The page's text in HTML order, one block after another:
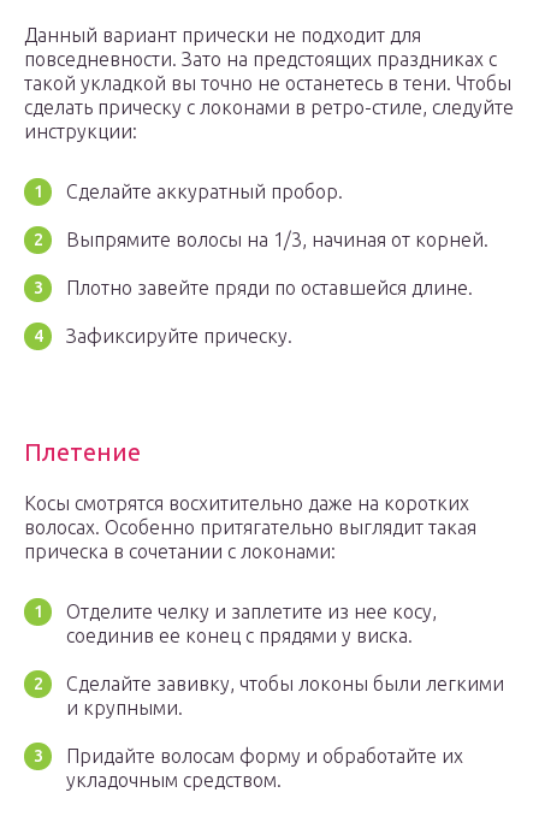
Данный вариант прически не подходит для
повседневности. Зато на предстоящих праздниках с
такой укладкой вы точно не останетесь в тени. Чтобы
сделать прическу с локонами в ретро-стиле, следуйте
инструкции:
Сделайте аккуратный пробор.
Выпрямите волосы на 1/3, начиная от корней.
Плотно завейте пряди по оставшейся длине.
Зафиксируйте прическу.
Плетение
Косы смотрятся восхитительно даже на коротких
волосах. Особенно притягательно выглядит такая
прическа в сочетании с локонами:
Отделите челку и заплетите из нее косу,
соединив ее конец с прядями у виска.
Сделайте завивку, чтобы локоны были легкими
и крупными.
Придайте волосам форму и обработайте их
укладочным средством.